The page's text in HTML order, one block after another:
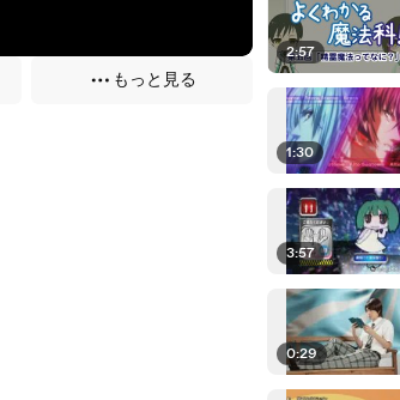
もっと見る
2:57
1:30
3:57
0:29